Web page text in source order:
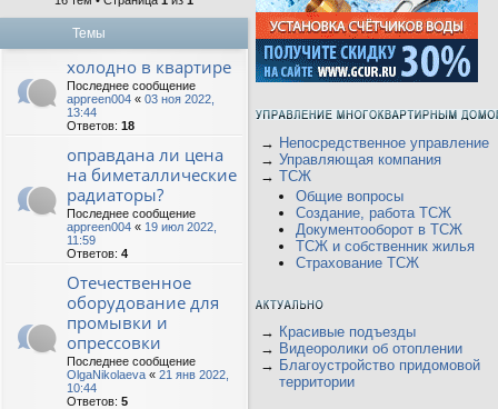
Темы
холодно в квартире
Последнее сообщение
appreen004 « 03 ноя 2022,
13:44
Ответов: 18
оправдана ли цена
на биметаллические
радиаторы?
Последнее сообщение
appreen004 « 19 июл 2022,
11:59
Ответов: 4
Отечественное
оборудование для
промывки и
опрессовки
Последнее сообщение
OlgaNikolaeva « 21 янв 2022,
10:44
Ответов: 5
→ Непосредственное управление
→ Управляющая компания
→ ТСЖ
Общие вопросы
Создание, работа ТСЖ
Документооборот в ТСЖ
ТСЖ и собственник жилья
Страхование ТСЖ
→ Красивые подъезды
→ Видеоролики об отоплении
→ Благоустройство придомовой
территории